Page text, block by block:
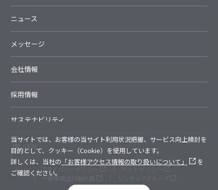
ニュース
メッセージ
会社情報
採用情報
サステナビリティ
JP EN
プライバシーポリシー
一般事業主行動計画
当サイトでは、お客様の当サイト利用状況把握、サービス向上検討を
目的として、クッキー（Cookie）を使用しています。
詳しくは、当社の 「お客様アクセス情報の取り扱いについて」
を
ご確認ください。